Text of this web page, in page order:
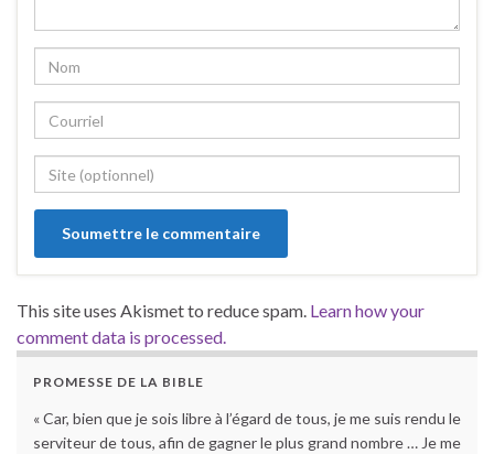
This site uses Akismet to reduce spam. Learn how your
comment data is processed.
PROMESSE DE LA BIBLE
« Car, bien que je sois libre à l’égard de tous, je me suis rendu le
serviteur de tous, afin de gagner le plus grand nombre … Je me